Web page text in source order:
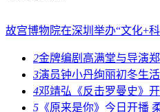
故宫博物院在深圳举办“文化+
2金牌编剧高满堂与导演
3演员钟小丹绚丽初冬生
4邓靖弘《反击罗曼史》
5 《原来是你》今日开播